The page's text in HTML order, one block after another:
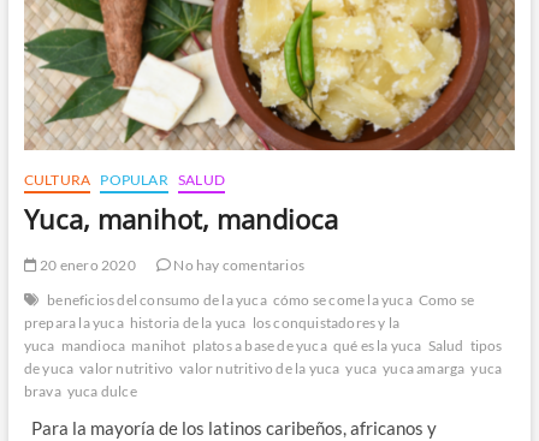
CULTURA POPULAR SALUD
Yuca, manihot, mandioca
20 enero 2020
No hay comentarios
beneficios del consumo de la yuca cómo se come la yuca Como se
prepara la yuca historia de la yuca los conquistadores y la
yuca mandioca manihot platos a base de yuca qué es la yuca Salud tipos
de yuca valor nutritivo valor nutritivo de la yuca yuca yuca amarga yuca
brava yuca dulce
Para la mayoría de los latinos caribeños, africanos y